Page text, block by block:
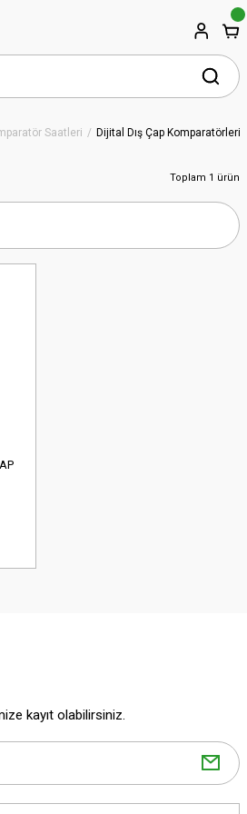
Saatleri Dijital Dış Çap Komparatörleri
Toplam 1 ürün
kayıt olabilirsiniz.